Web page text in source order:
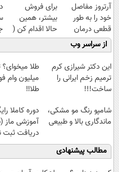
آرتروز مفاصل
خود را به طور
قطعی درمان
کنید!
◗پرسش‌نامه◖
برای فروش
بیشتر، همین
حالا اقدام کن (
ثبت نام کن )
از سراسر وب
این دکتر شیرازی کرم
ترمیم زخم ایرانی را
ساخت!!!
میلیون وام
طلا‼️
شامپو رنگ مو مشکی،
ماندگاری بالا و طبیعی
دوره کاملا
آموزشی ماز
دریافت ثبت
مطالب پیشنهادی